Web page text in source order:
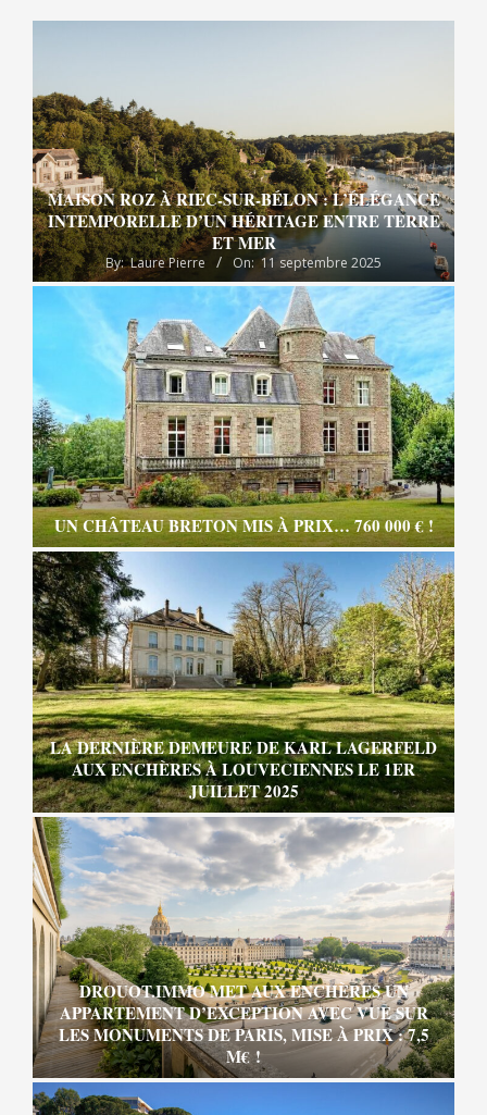
MAISON ROZ À RIEC-SUR-BÉLON : L’ÉLÉGANCE
INTEMPORELLE D’UN HÉRITAGE ENTRE TERRE
ET MER
By: Laure Pierre On: 11 septembre 2025
UN CHÂTEAU BRETON MIS À PRIX… 760 000 € !
LA DERNIÈRE DEMEURE DE KARL LAGERFELD
AUX ENCHÈRES À LOUVECIENNES LE 1ER
JUILLET 2025
DROUOT.IMMO MET AUX ENCHÈRES UN
APPARTEMENT D’EXCEPTION AVEC VUE SUR
LES MONUMENTS DE PARIS, MISE À PRIX : 7,5
M€ !